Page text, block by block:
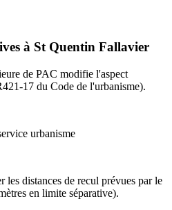
à St Quentin Fallavier
de PAC modifie l'aspect
17 du Code de l'urbanisme).
urbanisme
les distances de recul prévues par le
en limite séparative).